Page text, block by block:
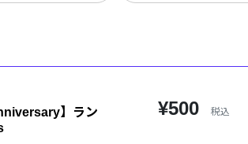
】ラン
¥500 税込